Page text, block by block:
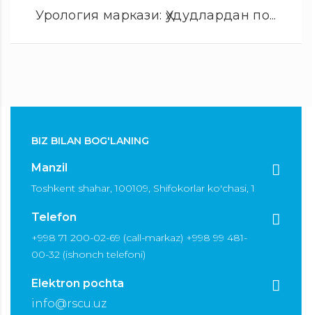
Урология маркази: Ҳудудлардан по...
BIZ BILAN BOG'LANING
Toshkent shahar, 100109, Shifokorlar ko'chasi, 1
+998 71 200-02-69 (call-markaz) +998 99 481-
00-32 (ishonch telefoni)
info@rscu.uz